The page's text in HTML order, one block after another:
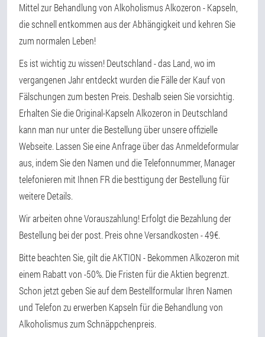
Mittel zur Behandlung von Alkoholismus Alkozeron - Kapseln,
die schnell entkommen aus der Abhängigkeit und kehren Sie
zum normalen Leben!
Es ist wichtig zu wissen! Deutschland - das Land, wo im
vergangenen Jahr entdeckt wurden die Fälle der Kauf von
Fälschungen zum besten Preis. Deshalb seien Sie vorsichtig.
Erhalten Sie die Original-Kapseln Alkozeron in Deutschland
kann man nur unter die Bestellung über unsere offizielle
Webseite. Lassen Sie eine Anfrage über das Anmeldeformular
aus, indem Sie den Namen und die Telefonnummer, Manager
telefonieren mit Ihnen FR die besttigung der Bestellung für
weitere Details.
Wir arbeiten ohne Vorauszahlung! Erfolgt die Bezahlung der
Bestellung bei der post. Preis ohne Versandkosten - 49€.
Bitte beachten Sie, gilt die AKTION - Bekommen Alkozeron mit
einem Rabatt von -50%. Die Fristen für die Aktien begrenzt.
Schon jetzt geben Sie auf dem Bestellformular Ihren Namen
und Telefon zu erwerben Kapseln für die Behandlung von
Alkoholismus zum Schnäppchenpreis.